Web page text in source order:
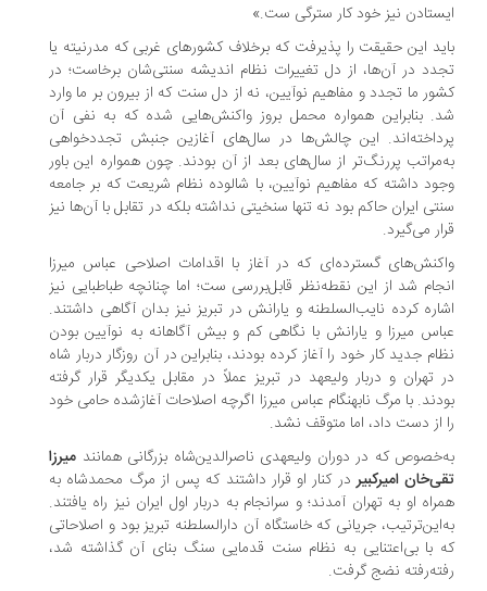
نیز خود کار سترگی ست.»
این حقیقت را پذیرفت که برخلاف کشورهای غربی که مدرنیته یا
در آن‌ها، از دل تغییرات نظام اندیشه سنتی‌شان برخاست؛ در
ما تجدد و مفاهیم نوآیین، نه از دل سنت که از بیرون بر ما وارد
بنابراین همواره محمل بروز واکنش‌هایی شده که به نفی آن
این چالش‌ها در سال‌های آغازین جنبش تجددخواهی
پررنگ‌تر از سال‌های بعد از آن بودند. چون همواره این باور
داشته که مفاهیم نوآیین، با شالوده نظام شریعت که بر جامعه
ایران حاکم بود نه تنها سنخیتی نداشته بلکه در تقابل با آن‌ها نیز
می‌گیرد.
گسترده‌ای که در آغاز با اقدامات اصلاحی عباس میرزا
شد از این نقطه‌نظر قابل‌بررسی ست؛ اما چنانچه طباطبایی نیز
کرده نایب‌السلطنه و یارانش در تبریز نیز بدان آگاهی داشتند.
میرزا و یارانش با نگاهی کم و بیش آگاهانه به نوآیین بودن
جدید کار خود را آغاز کرده بودند، بنابراین در آن روزگار دربار شاه
تهران و دربار ولیعهد در تبریز عملاً در مقابل یکدیگر قرار گرفته
با مرگ نابهنگام عباس میرزا اگرچه اصلاحات آغازشده حامی خود
از دست داد، اما متوقف نشد.
که در دوران ولیعهدی ناصرالدین‌شاه بزرگانی همانندمیرزا
امیرکبیردر کنار او قرار داشتند که پس از مرگ محمدشاه به
او به تهران آمدند؛ و سرانجام به دربار اول ایران نیز راه یافتند.
جریانی که خاستگاه آن دارالسلطنه تبریز بود و اصلاحاتی
با بی‌اعتنایی به نظام سنت قدمایی سنگ بنای آن گذاشته شد،
نضج گرفت.